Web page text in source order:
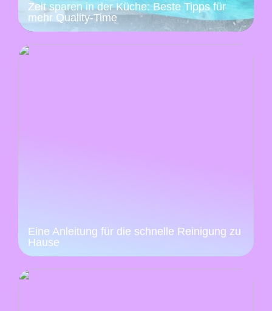
Zeit sparen in der Küche: Beste Tipps für
mehr Quality-Time
Eine Anleitung für die schnelle Reinigung zu
Hause